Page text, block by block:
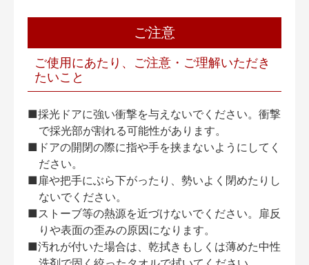
ご注意
ご使用にあたり、ご注意・ご理解いただき
たいこと
■採光ドアに強い衝撃を与えないでください。衝撃
で採光部が割れる可能性があります。
■ドアの開閉の際に指や手を挟まないようにしてく
ださい。
■扉や把手にぶら下がったり、勢いよく閉めたりし
ないでください。
■ストーブ等の熱源を近づけないでください。扉反
りや表面の歪みの原因になります。
■汚れが付いた場合は、乾拭きもしくは薄めた中性